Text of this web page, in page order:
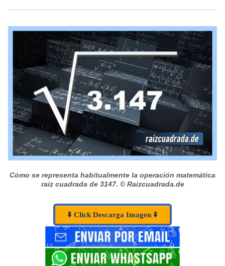
Cómo se representa habitualmente la operación matemática
raíz cuadrada de 3147. © Raizcuadrada.de
⬇️ Click Descarga Imagen ⬇️